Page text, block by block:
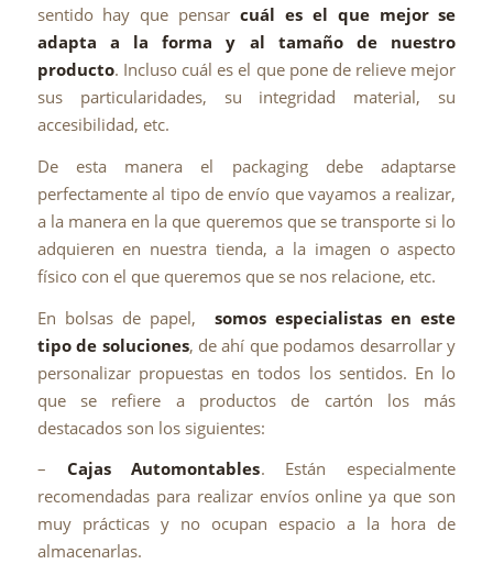
sentido hay que pensarcuál es el que mejor se
adapta a la forma y al tamaño de nuestro
producto. Incluso cuál es el que pone de relieve mejor
sus particularidades, su integridad material, su
accesibilidad, etc.
De esta manera el packaging debe adaptarse
perfectamente al tipo de envío que vayamos a realizar,
a la manera en la que queremos que se transporte si lo
adquieren en nuestra tienda, a la imagen o aspecto
físico con el que queremos que se nos relacione, etc.
En bolsas de papel,
somos especialistas en este
tipo de soluciones, de ahí que podamos desarrollar y
personalizar propuestas en todos los sentidos. En lo
que se refiere a productos de cartón los más
destacados son los siguientes:
– Cajas Automontables. Están especialmente
recomendadas para realizar envíos online ya que son
muy prácticas y no ocupan espacio a la hora de
almacenarlas.